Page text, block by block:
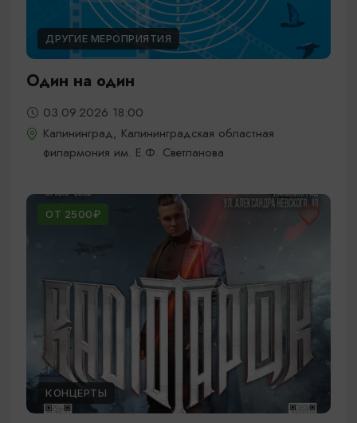
ДРУГИЕ МЕРОПРИЯТИЯ
Один на один
03.09.2026 18:00
Калининград, Калининградская областная
филармония им. Е.Ф. Светланова
ОТ 2500₽
КОНЦЕРТЫ